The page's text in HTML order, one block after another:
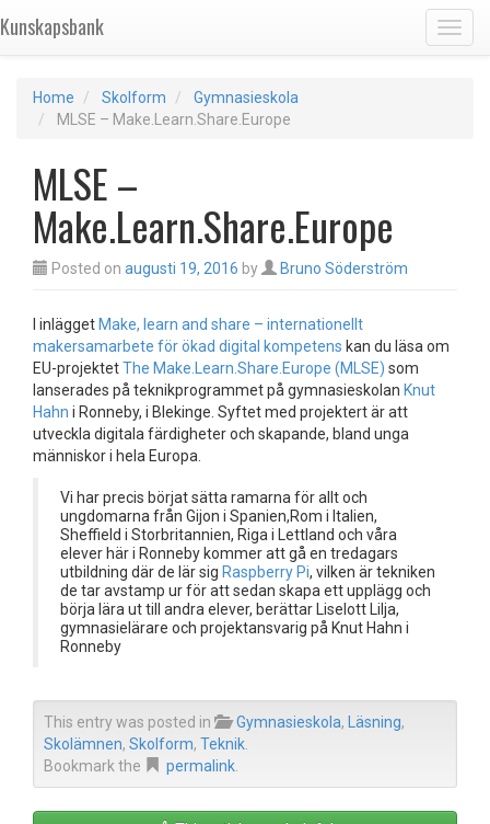
Kunskapsbank
Home Skolform
Gymnasieskola
MLSE – Make.Learn.Share.Europe
MLSE –
Make.Learn.Share.Europe
Posted on augusti 19, 2016 by Bruno Söderström
I inlägget Make, learn and share – internationellt
makersamarbete för ökad digital kompetens kan du läsa om
EU-projektetThe Make.Learn.Share.Europe (MLSE) som
lanserades på teknikprogrammet på gymnasieskolan Knut
Hahn i Ronneby, i Blekinge. Syftet med projektert är att
utveckla digitala färdigheter och skapande, bland unga
människor i hela Europa.
Vi har precis börjat sätta ramarna för allt och
ungdomarna från Gijon i Spanien,Rom i Italien,
Sheffield i Storbritannien, Riga i Lettland och våra
elever här i Ronneby kommer att gå en tredagars
utbildning där de lär sig Raspberry Pi, vilken är tekniken
de tar avstamp ur för att sedan skapa ett upplägg och
börja lära ut till andra elever, berättar Liselott Lilja,
gymnasielärare och projektansvarig på Knut Hahn i
Ronneby
This entry was posted in Gymnasieskola, Läsning,
Skolämnen, Skolform, Teknik
Bookmark the
permalink